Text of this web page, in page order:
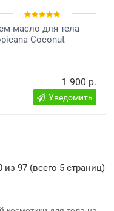
масло для тела
Coconut
1 900 р.
Уведомить
97 (всего 5 страниц)